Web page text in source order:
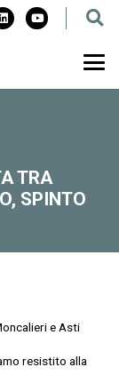
TRA
SPINTO
e Asti
resistito alla